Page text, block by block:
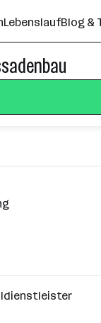
LebenslaufBlog &